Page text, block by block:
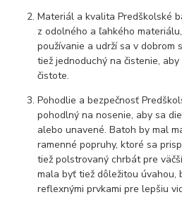
Materiál a kvalita Predškolské
z odolného a ľahkého
používanie a udrží sa v dobrom
tiež jednoduchý na čistenie,
čistote.
Pohodlie a bezpečnosť
pohodlný na nosenie, aby sa
alebo unavené. Batoh by mal
ramenné popruhy, ktoré sa
tiež polstrovaný chrbát pre
mala byť tiež dôležitou úvahou,
reflexnými prvkami pre lepšiu